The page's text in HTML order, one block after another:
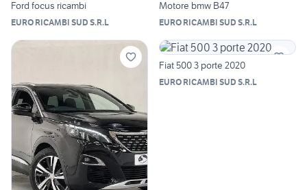
Ford focus ricambi
EURO RICAMBI SUD S.R.L
Motore bmw B47
EURO RICAMBI SUD S.R.L
Fiat 500 3 porte 2020
EURO RICAMBI SUD S.R.L